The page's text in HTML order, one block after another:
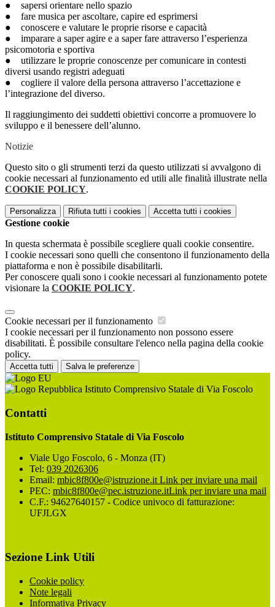
● sapersi orientare nello spazio
● fare musica per ascoltare, capire ed esprimersi
● conoscere e valutare le proprie risorse e capacità
● imparare a saper agire e a saper fare attraverso l’esperienza
psicomotoria e sportiva
● utilizzare le proprie conoscenze per comunicare in contesti
diversi usando registri adeguati
● cogliere il valore della persona attraverso l’accettazione e
l’integrazione del diverso.
Il raggiungimento dei suddetti obiettivi concorre a promuovere lo
sviluppo e il benessere dell’alunno.
Notizie
Questo sito o gli strumenti terzi da questo utilizzati si avvalgono di
cookie necessari al funzionamento ed utili alle finalità illustrate nella
COOKIE POLICY.
Personalizza Rifiuta tutti i cookies Accetta tutti i cookies
Gestione cookie
In questa schermata è possibile scegliere quali cookie consentire.
I cookie necessari sono quelli che consentono il funzionamento della
piattaforma e non è possibile disabilitarli.
Per conoscere quali sono i cookie necessari al funzionamento potete
visionare la COOKIE POLICY.
Cookie necessari per il funzionamento
I cookie necessari per il funzionamento non possono essere
disabilitati. È possibile consultare l'elenco nella pagina della cookie
policy.
Accetta tutti Salva le preferenze
Istituto Comprensivo Statale di Via Foscolo
Contatti
Istituto Comprensivo Statale di Via Foscolo
Viale Ugo Foscolo, 6 - Monza (IT)
Tel: 039 2026306
Email: mbic8f800e@istruzione.it Link per inviare una mail
PEC: mbic8f800e@pec.istruzione.itLink per inviare una mail
C.F.: 94627640157 - Codice univoco di fatturazione:
UFJLGX
Sezione Link Utili
Cookie policy
Note legali
Informativa Privacy